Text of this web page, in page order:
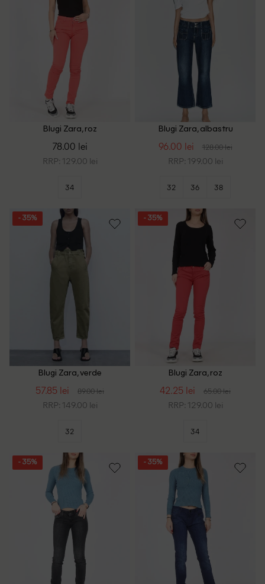
Blugi Zara, roz
78.00 lei
RRP: 129.00 lei
34
Blugi Zara, albastru
96.00 lei 128.00 lei
RRP: 199.00 lei
32 36 38
- 35%
Blugi Zara, verde
57.85 lei 89.00 lei
RRP: 149.00 lei
32
- 35%
Blugi Zara, roz
42.25 lei 65.00 lei
RRP: 129.00 lei
34
- 35% - 35%